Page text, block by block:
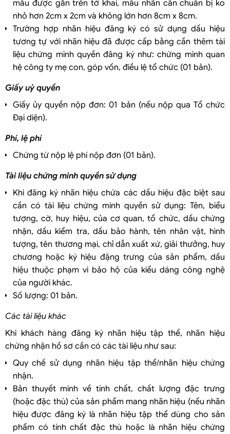
mẫu được gắn trên tờ khai, mẫu nhãn cần chuẩn bị ko
nhỏ hơn 2cm x 2cm và không lớn hơn 8cm x 8cm.
Trường hợp nhãn hiệu đăng ký có sử dụng dấu hiệu
tương tự với nhãn hiệu đã được cấp bằng cần thêm tài
liệu chứng minh quyền đăng ký như: chứng minh quan
hệ công ty mẹ con, góp vốn, điều lệ tổ chức (01 bản).
Giấy uỷ quyền
Giấy ủy quyền nộp đơn: 01 bản (nếu nộp qua Tổ chức
Đại diện).
Phí, lệ phí
Chứng từ nộp lệ phí nộp đơn (01 bản).
Tài liệu chứng minh quyền sử dụng
Khi đăng ký nhãn hiệu chứa các dấu hiệu đặc biệt sau
cần có tài liệu chứng minh quyền sử dụng: Tên, biểu
tượng, cờ, huy hiệu, của cơ quan, tổ chức, dấu chứng
nhận, dấu kiểm tra, dấu bảo hành, tên nhân vật, hình
tượng, tên thương mại, chỉ dẫn xuất xứ, giải thưởng, huy
chương hoặc ký hiệu đặng trưng của sản phẩm, dấu
hiệu thuộc phạm vi bảo hộ của kiểu dáng công nghệ
của người khác.
Số lượng: 01 bản.
Các tài liệu khác
Khi khách hàng đăng ký nhãn hiệu tập thể, nhãn hiệu
chứng nhận hồ sơ cần có các tài liệu như sau:
Quy chế sử dụng nhãn hiệu tập thể/nhãn hiệu chứng
nhận.
Bản thuyết minh về tính chất, chất lượng đặc trưng
(hoặc đặc thù) của sản phẩm mang nhãn hiệu (nếu nhãn
hiệu được đăng ký là nhãn hiệu tập thể dùng cho sản
phẩm có tính chất đặc thù hoặc là nhãn hiệu chứng